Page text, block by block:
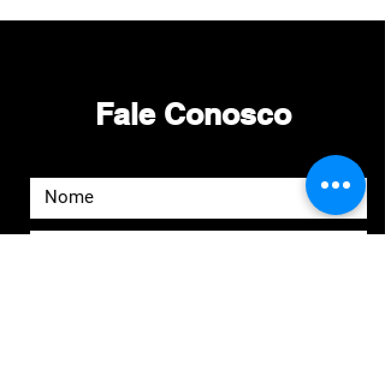
empresas na era da IA
Fale Conosco